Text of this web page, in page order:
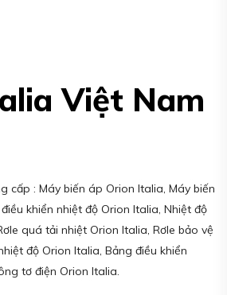
Việt Nam
cấp : Máy biến áp Orion Italia, Máy biến
khiển nhiệt độ Orion Italia, Nhiệt độ
quá tải nhiệt Orion Italia, Rơle bảo vệ
độ Orion Italia, Bảng điều khiển
tơ điện Orion Italia.